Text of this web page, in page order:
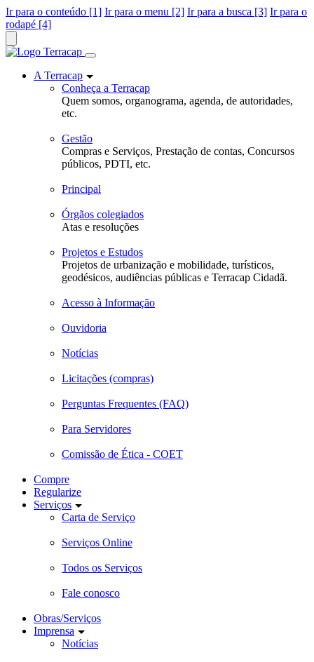
Ir para o conteúdo [1] Ir para o menu [2] Ir para a busca [3] Ir para o
rodapé [4]
A Terracap
Conheça a Terracap
Quem somos, organograma, agenda, de autoridades,
etc.
Gestão
Compras e Serviços, Prestação de contas, Concursos
públicos, PDTI, etc.
Principal
Órgãos colegiados
Atas e resoluções
Projetos e Estudos
Projetos de urbanização e mobilidade, turísticos,
geodésicos, audiências públicas e Terracap Cidadã.
Acesso à Informação
Ouvidoria
Notícias
Licitações (compras)
Perguntas Frequentes (FAQ)
Para Servidores
Comissão de Ética - COET
Compre
Regularize
Serviços
Carta de Serviço
Serviços Online
Todos os Serviços
Fale conosco
Obras/Serviços
Imprensa
Notícias